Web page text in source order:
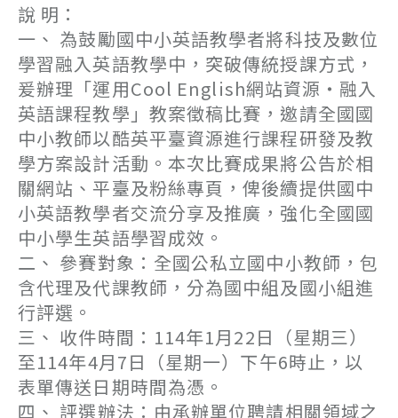
說 明：
一、 為鼓勵國中小英語教學者將科技及數位
學習融入英語教學中，突破傳統授課方式，
爰辦理「運用Cool English網站資源‧融入
英語課程教學」教案徵稿比賽，邀請全國國
中小教師以酷英平臺資源進行課程研發及教
學方案設計活動。本次比賽成果將公告於相
關網站、平臺及粉絲專頁，俾後續提供國中
小英語教學者交流分享及推廣，強化全國國
中小學生英語學習成效。
二、 參賽對象：全國公私立國中小教師，包
含代理及代課教師，分為國中組及國小組進
行評選。
三、 收件時間：114年1月22日（星期三）
至114年4月7日（星期一）下午6時止，以
表單傳送日期時間為憑。
四、 評選辦法：由承辦單位聘請相關領域之